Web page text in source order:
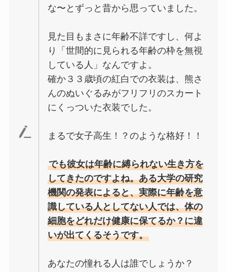
な〜とずっと昔から思っていました。
見た目もまさに年齢不詳ですし、何よ
り「世間的に見られる年齢の枠を無視
している人」なんですよ。
確か３３歳頃の紅白での衣装は、熊さ
んのぬいぐるみがフリフリのスカート
にくっついた衣装でした。
まるで女子高生！？のような格好！！
でも彼女は年齢に縛られない生き方を
してきたのですよね。ある大学の研究
機関の発表によると、実際に年齢を意
識している人としてない人では、体の
細胞をどれだけ健康に保てるか？に違
いが出てくるそうです。
あなたの憧れる人は誰でしょうか？